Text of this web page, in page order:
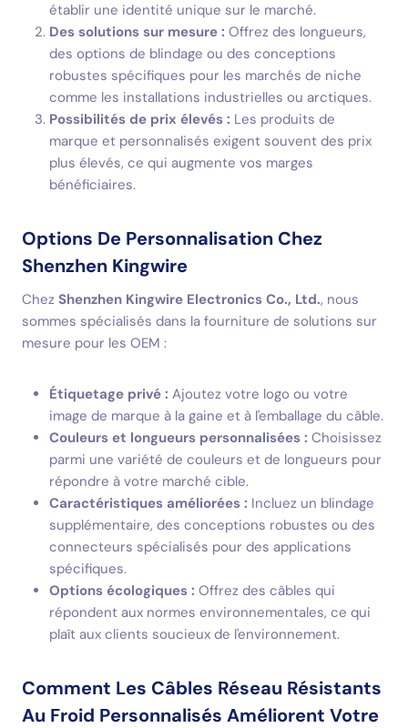
établir une identité unique sur le marché.
Des solutions sur mesure : Offrez des longueurs,
des options de blindage ou des conceptions
robustes spécifiques pour les marchés de niche
comme les installations industrielles ou arctiques.
Possibilités de prix élevés : Les produits de
marque et personnalisés exigent souvent des prix
plus élevés, ce qui augmente vos marges
bénéficiaires.
Options De Personnalisation Chez
Shenzhen Kingwire
Chez Shenzhen Kingwire Electronics Co., Ltd., nous
sommes spécialisés dans la fourniture de solutions sur
mesure pour les OEM :
Étiquetage privé : Ajoutez votre logo ou votre
image de marque à la gaine et à l'emballage du câble.
Couleurs et longueurs personnalisées : Choisissez
parmi une variété de couleurs et de longueurs pour
répondre à votre marché cible.
Caractéristiques améliorées : Incluez un blindage
supplémentaire, des conceptions robustes ou des
connecteurs spécialisés pour des applications
spécifiques.
Options écologiques : Offrez des câbles qui
répondent aux normes environnementales, ce qui
plaît aux clients soucieux de l'environnement.
Comment Les Câbles Réseau Résistants
Au Froid Personnalisés Améliorent Votre